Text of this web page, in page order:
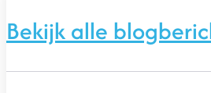
Bekijk alle